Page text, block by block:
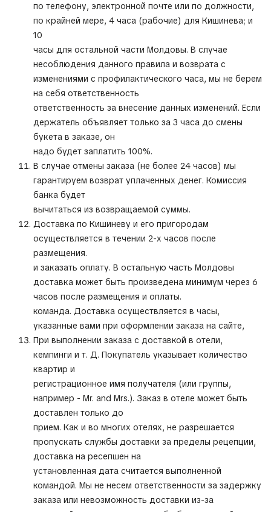
по телефону, электронной почте или по должности,
по крайней мере, 4 часа (рабочие) для Кишинева; и
10
часы для остальной части Молдовы. В случае
несоблюдения данного правила и возврата с
изменениями с профилактического часа, мы не берем
на себя ответственность
ответственность за внесение данных изменений. Если
держатель объявляет только за 3 часа до смены
букета в заказе, он
надо будет заплатить 100%.
В случае отмены заказа (не более 24 часов) мы
гарантируем возврат уплаченных денег. Комиссия
банка будет
вычитаться из возвращаемой суммы.
Доставка по Кишиневу и его пригородам
осуществляется в течении 2-х часов после
размещения.
и заказать оплату. В остальную часть Молдовы
доставка может быть произведена минимум через 6
часов после размещения и оплаты.
команда. Доставка осуществляется в часы,
указанные вами при оформлении заказа на сайте,
При выполнении заказа с доставкой в отели,
кемпинги и т. Д. Покупатель указывает количество
квартир и
регистрационное имя получателя (или группы,
например - Mr. and Mrs.). Заказ в отеле может быть
доставлен только до
прием. Как и во многих отелях, не разрешается
пропускать службы доставки за пределы рецепции,
доставка на ресепшен на
установленная дата считается выполненной
командой. Мы не несем ответственности за задержку
заказа или невозможность доставки из-за